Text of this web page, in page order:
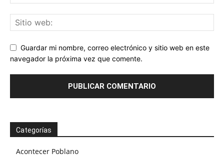
Guardar mi nombre, correo electrónico y sitio web en este
navegador la próxima vez que comente.
Categorías
Acontecer Poblano